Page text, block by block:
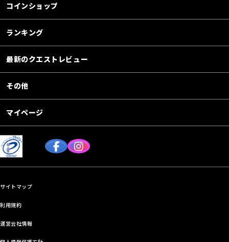
コインショップ
ランキング
最新のクエストレビュー
その他
マイページ
サイトマップ
利用規約
運営会社情報